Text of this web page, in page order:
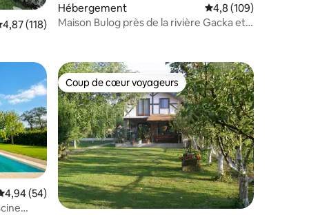
: 4,93 sur 5
moyenne sur la base de 118 commentaires : 4,87 sur 5
4,87 (118)
Hébergement Évaluation moyenne
4,8 (109)
Maison Bulog près de la rivière Gacka et
moyenne sur la base de 54 commentaires : 4,94 sur 5
4,94 (54)
Coup de cœur voyageurs
Coup de cœur voyageurs